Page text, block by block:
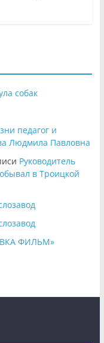
собак
педагог и
Людмила Павловна
Руководитель
в Троицкой
ФИЛЬМ»